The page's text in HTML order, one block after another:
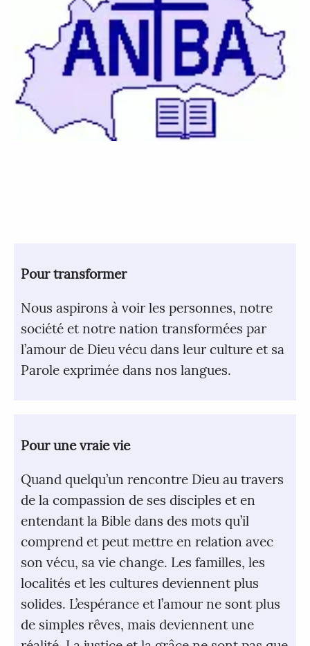
Pour transformer
Nous aspirons à voir les personnes, notre
société et notre nation transformées par
l’amour de Dieu vécu dans leur culture et sa
Parole exprimée dans nos langues.
Pour une vraie vie
Quand quelqu’un rencontre Dieu au travers
de la compassion de ses disciples et en
entendant la Bible dans des mots qu’il
comprend et peut mettre en relation avec
son vécu, sa vie change. Les familles, les
localités et les cultures deviennent plus
solides. L’espérance et l’amour ne sont plus
de simples rêves, mais deviennent une